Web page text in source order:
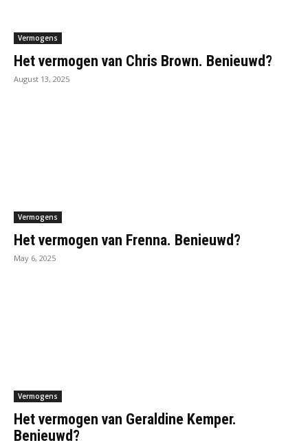
Vermogens
Het vermogen van Chris Brown. Benieuwd?
August 13, 2025
Vermogens
Het vermogen van Frenna. Benieuwd?
May 6, 2025
Vermogens
Het vermogen van Geraldine Kemper.
Benieuwd?